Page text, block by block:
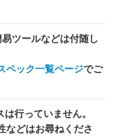
ツールなどは付随し
ペック一覧ページでご
行っていません。
などはお尋ねくださ